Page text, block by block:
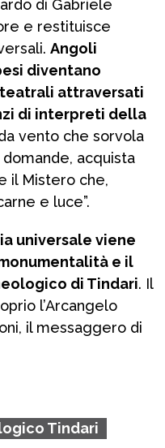
di Gabriele
e restituisce
Angoli
diventano
teatrali attraversati
di interpreti della
vento che sorvola
acquista
il Mistero che,
e luce”.
universale viene
e il
di Tindari. Il
l’Arcangelo
il messaggero di
Tindari